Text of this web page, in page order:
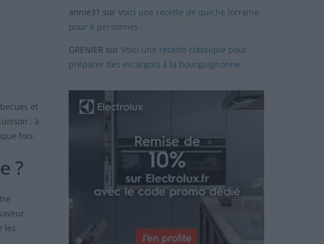
et
: à
fois.
?
les
annie31 sur Voici une recette de quiche lorraine
pour 6 personnes :
GRENIER sur Voici une recette classique pour
préparer des escargots à la bourguignonne :